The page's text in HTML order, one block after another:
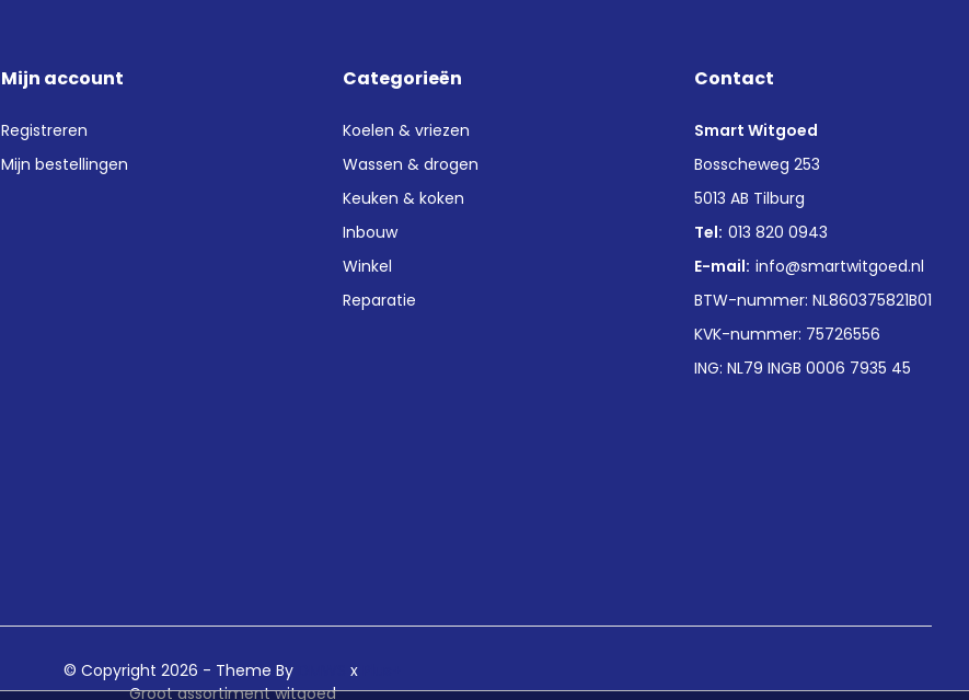
Mijn account
Registreren
Mijn bestellingen
Categorieën
Koelen & vriezen
Wassen & drogen
Keuken & koken
Inbouw
Winkel
Reparatie
Contact
Smart Witgoed
Bosscheweg 253
5013 AB Tilburg
Tel: 013 820 0943
E-mail: info@smartwitgoed.nl
BTW-nummer: NL860375821B01
KVK-nummer: 75726556
ING: NL79 INGB 0006 7935 45
© Copyright 2026 - Theme By x
Groot assortiment witgoed